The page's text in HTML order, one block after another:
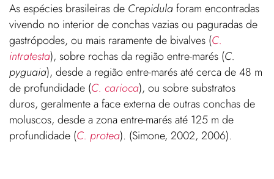
As espécies brasileiras de Crepidulaforam encontradas
vivendo no interior de conchas vazias ou paguradas de
gastrópodes, ou mais raramente de bivalves (C.
intratesta), sobre rochas da região entre-marés (C.
pyguaia), desde a região entre-marés até cerca de 48 m
de profundidade (C. carioca), ou sobre substratos
duros, geralmente a face externa de outras conchas de
moluscos, desde a zona entre-marés até 125 m de
profundidade (C. protea). (Simone, 2002, 2006).